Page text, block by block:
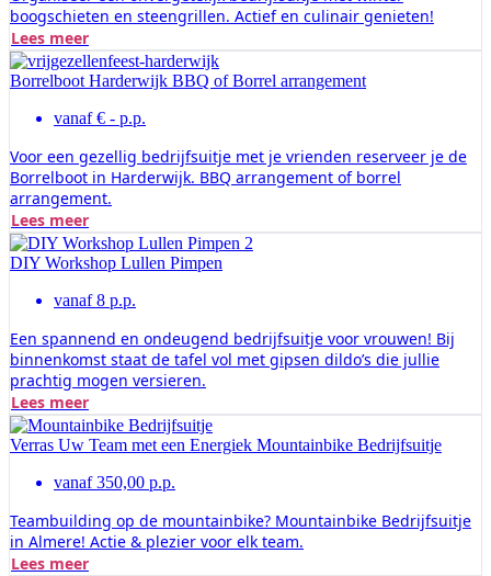
boogschieten en steengrillen. Actief en culinair genieten!
Lees meer
Borrelboot Harderwijk BBQ of Borrel arrangement
vanaf € - p.p.
Voor een gezellig bedrijfsuitje met je vrienden reserveer je de
Borrelboot in Harderwijk. BBQ arrangement of borrel
arrangement.
Lees meer
DIY Workshop Lullen Pimpen
vanaf 8 p.p.
Een spannend en ondeugend bedrijfsuitje voor vrouwen! Bij
binnenkomst staat de tafel vol met gipsen dildo’s die jullie
prachtig mogen versieren.
Lees meer
Verras Uw Team met een Energiek Mountainbike Bedrijfsuitje
vanaf 350,00 p.p.
Teambuilding op de mountainbike? Mountainbike Bedrijfsuitje
in Almere! Actie & plezier voor elk team.
Lees meer